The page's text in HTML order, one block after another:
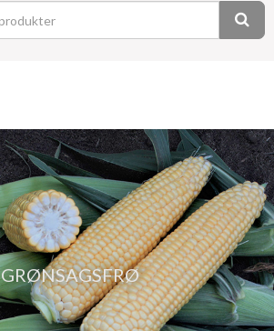
GRØNSAGSFRØ